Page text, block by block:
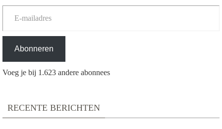
E-mailadres
Abonneren
Voeg je bij 1.623 andere abonnees
RECENTE BERICHTEN